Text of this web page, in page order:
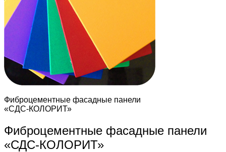
Фиброцементные фасадные панели
«СДС-КОЛОРИТ»
Фиброцементные фасадные панели
«СДС-КОЛОРИТ»